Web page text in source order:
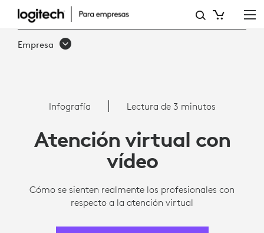
PRINCIPALES
HALLAZGOS
ATENCIÓN
VIRTUAL
Empresa
Infografía Lectura de 3 minutos
Atención virtual con
vídeo
Cómo se sienten realmente los profesionales con
respecto a la atención virtual